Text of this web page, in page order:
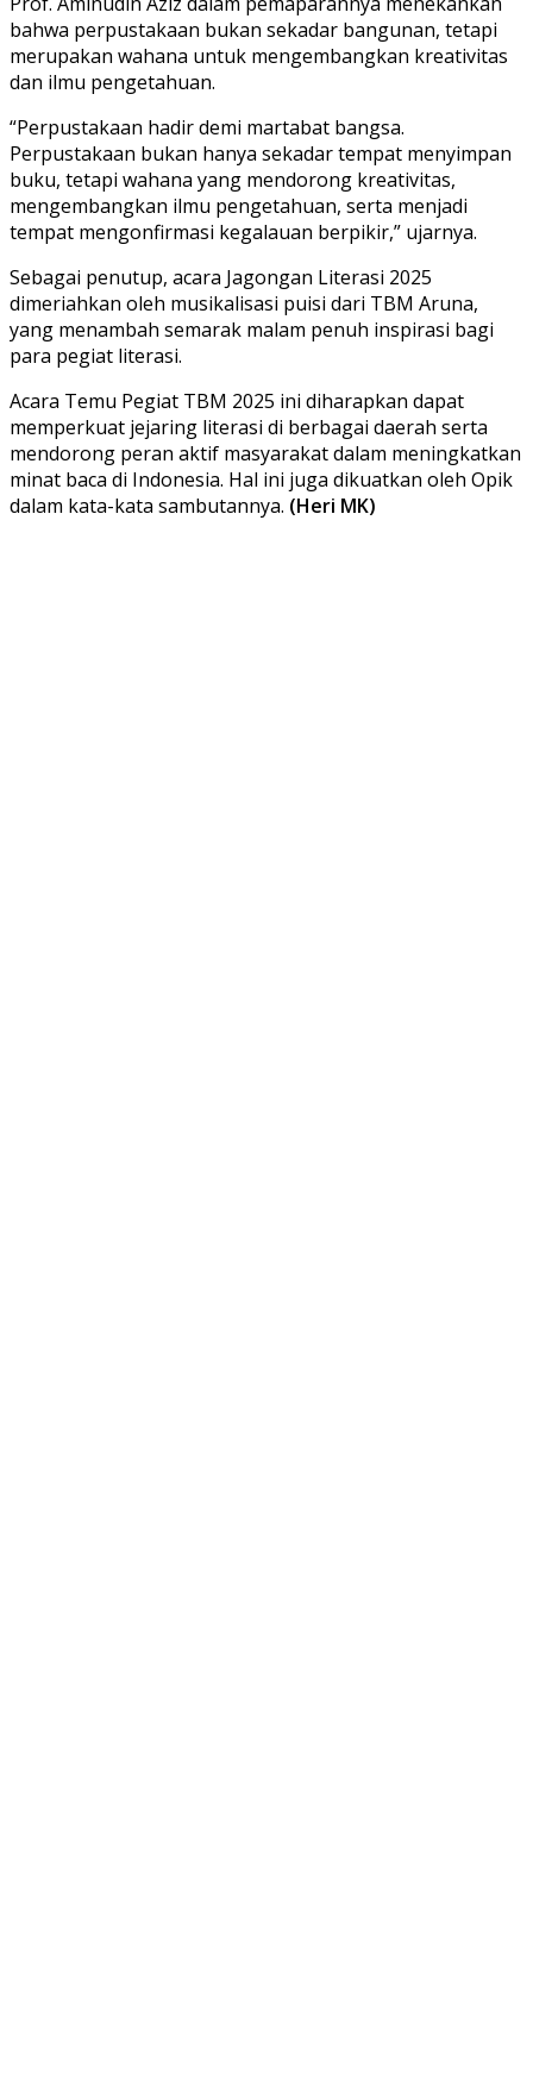
bahwa perpustakaan bukan sekadar bangunan, tetapi
merupakan wahana untuk mengembangkan kreativitas
dan ilmu pengetahuan.
“Perpustakaan hadir demi martabat bangsa.
Perpustakaan bukan hanya sekadar tempat menyimpan
buku, tetapi wahana yang mendorong kreativitas,
mengembangkan ilmu pengetahuan, serta menjadi
tempat mengonfirmasi kegalauan berpikir,” ujarnya.
Sebagai penutup, acara Jagongan Literasi 2025
dimeriahkan oleh musikalisasi puisi dari TBM Aruna,
yang menambah semarak malam penuh inspirasi bagi
para pegiat literasi.
Acara Temu Pegiat TBM 2025 ini diharapkan dapat
memperkuat jejaring literasi di berbagai daerah serta
mendorong peran aktif masyarakat dalam meningkatkan
minat baca di Indonesia. Hal ini juga dikuatkan oleh Opik
dalam kata-kata sambutannya. (Heri MK)